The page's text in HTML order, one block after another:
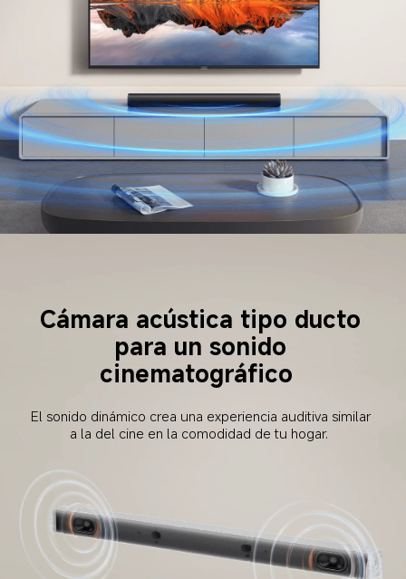
Cámara acústica tipo ducto
para un sonido
cinematográfico
El sonido dinámico crea una experiencia auditiva similar
a la del cine en la comodidad de tu hogar.